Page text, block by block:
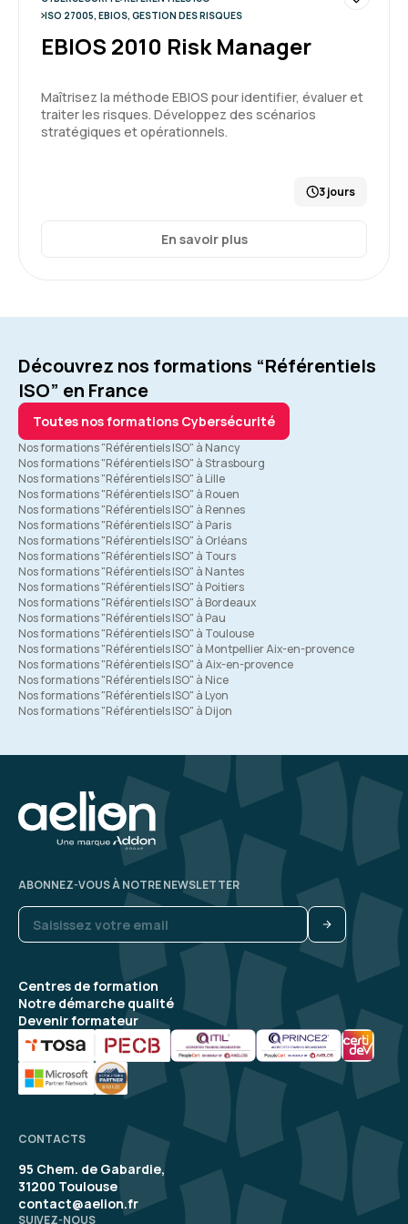
ISO 27005, EBIOS, GESTION DES RISQUES
EBIOS 2010 Risk Manager
Maîtrisez la méthode EBIOS pour identifier, évaluer et
traiter les risques. Développez des scénarios
stratégiques et opérationnels.
3 jours
En savoir plus
Découvrez nos formations “Référentiels
ISO” en France
Toutes nos formations Cybersécurité
Nos formations "Référentiels ISO" à Nancy
Nos formations "Référentiels ISO" à Strasbourg
Nos formations "Référentiels ISO" à Lille
Nos formations "Référentiels ISO" à Rouen
Nos formations "Référentiels ISO" à Rennes
Nos formations "Référentiels ISO" à Paris
Nos formations "Référentiels ISO" à Orléans
Nos formations "Référentiels ISO" à Tours
Nos formations "Référentiels ISO" à Nantes
Nos formations "Référentiels ISO" à Poitiers
Nos formations "Référentiels ISO" à Bordeaux
Nos formations "Référentiels ISO" à Pau
Nos formations "Référentiels ISO" à Toulouse
Nos formations "Référentiels ISO" à Montpellier Aix-en-provence
Nos formations "Référentiels ISO" à Aix-en-provence
Nos formations "Référentiels ISO" à Nice
Nos formations "Référentiels ISO" à Lyon
Nos formations "Référentiels ISO" à Dijon
Centres de formation
Notre démarche qualité
Devenir formateur
ABONNEZ-VOUS À NOTRE NEWSLETTER
CONTACTS
95 Chem. de Gabardie,
31200 Toulouse
contact@aelion.fr
SUIVEZ-NOUS